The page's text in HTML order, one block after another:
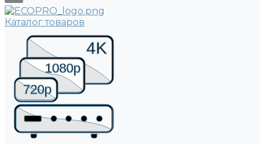
Каталог товаров
1080p
4K
720p